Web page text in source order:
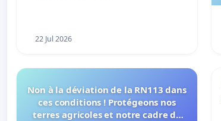
22 Jul 2026
Non à la déviation de la RN113 dans
ces conditions ! Protégeons nos
terres agricoles et notre cadre de